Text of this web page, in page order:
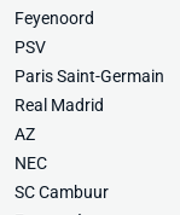
Feyenoord
PSV
Paris Saint-Germain
Real Madrid
AZ
NEC
SC Cambuur